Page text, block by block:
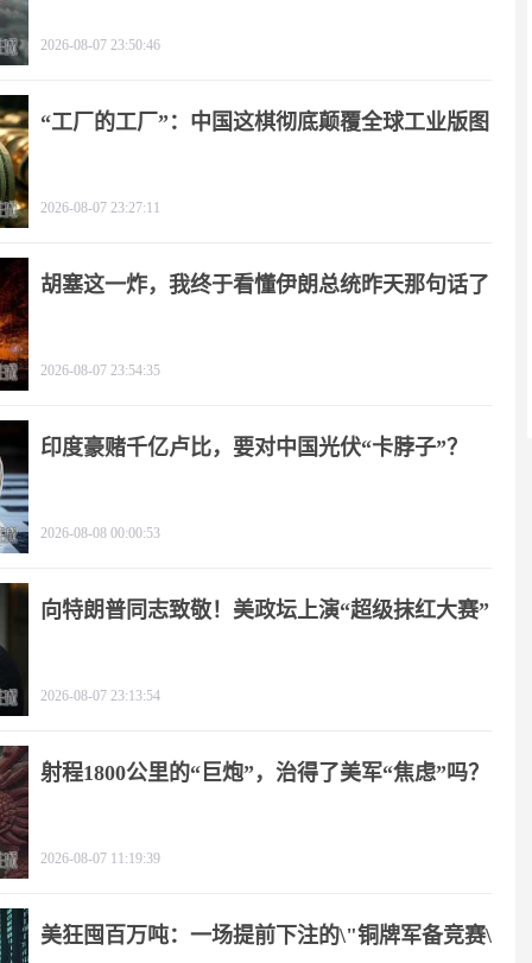
2026-08-07 23:50:46
“工厂的工厂”：中国这棋彻底颠覆全球工业版图
2026-08-07 23:27:11
胡塞这一炸，我终于看懂伊朗总统昨天那句话了
2026-08-07 23:54:35
印度豪赌千亿卢比，要对中国光伏“卡脖子”？
2026-08-08 00:00:53
向特朗普同志致敬！美政坛上演“超级抹红大赛”
2026-08-07 23:13:54
射程1800公里的“巨炮”，治得了美军“焦虑”吗？
2026-08-07 11:19:39
美狂囤百万吨：一场提前下注的\"铜牌军备竞赛\"